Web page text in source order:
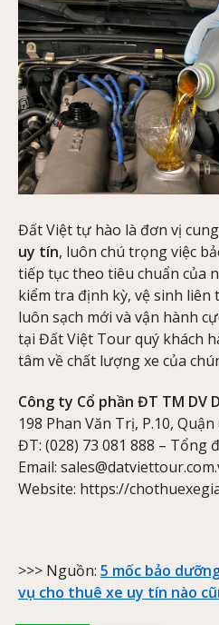
Đất Việt tự hào là đơn vị
uy tín, luôn chú trọng việc
tiếp tục theo tiêu chuẩn của
kiểm tra định kỳ, vệ sinh liên
luôn sạch mới và vận hành
tại Đất Việt Tour quý khách
tâm về chất lượng xe của
Công ty Cổ phần ĐT TM DV
198 Phan Văn Trị, P.10, Quận
ĐT: (028) 73 081 888 – Tổng
Email:
Website: https://
>>> Nguồn: 5 mốc bảo
vụ cho thuê xe uy tín nào